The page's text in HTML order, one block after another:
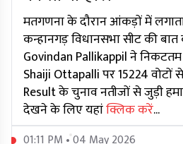
मतगणना के दौरान आंकड़ों में
कन्हानगड़ विधानसभा सीट की
Govindan Pallikappil ने निकटतम
Shaiji Ottapalli पर 15224 वोटों
Result के चुनाव नतीजों से जुड़ी
देखने के लिए यहांक्लिक करें...